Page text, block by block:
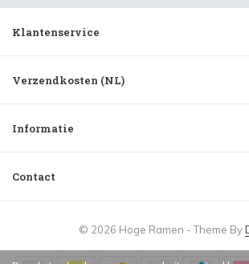
Klantenservice
Verzendkosten (NL)
Informatie
Contact
© 2026 Hoge Ramen - Theme By